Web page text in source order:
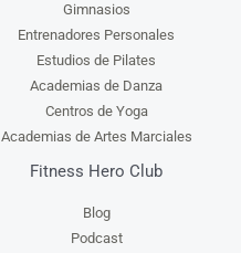
Gimnasios
Entrenadores Personales
Estudios de Pilates
Academias de Danza
Centros de Yoga
Academias de Artes Marciales
Fitness Hero Club
Blog
Podcast